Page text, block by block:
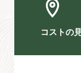
コストの